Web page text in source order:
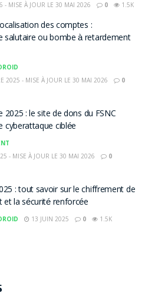
- MISE À JOUR LE 30 MAI 2026
0 1.5K
des comptes :
salutaire ou bombe à retardement
2025 - MISE À JOUR LE 30 MAI 2026
0
2025 : le site de dons du FSNC
cyberattaque ciblée
- MISE À JOUR LE 30 MAI 2026
0
: tout savoir sur le chiffrement de
la sécurité renforcée
13 JUIN 2025 0 1.5K